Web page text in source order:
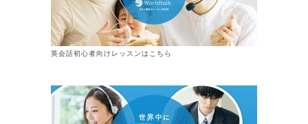
英会話初心者向けレッスンはこちら